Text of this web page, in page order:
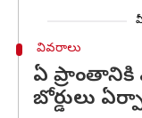
వివరాలు
ఏ
బోర్డులు